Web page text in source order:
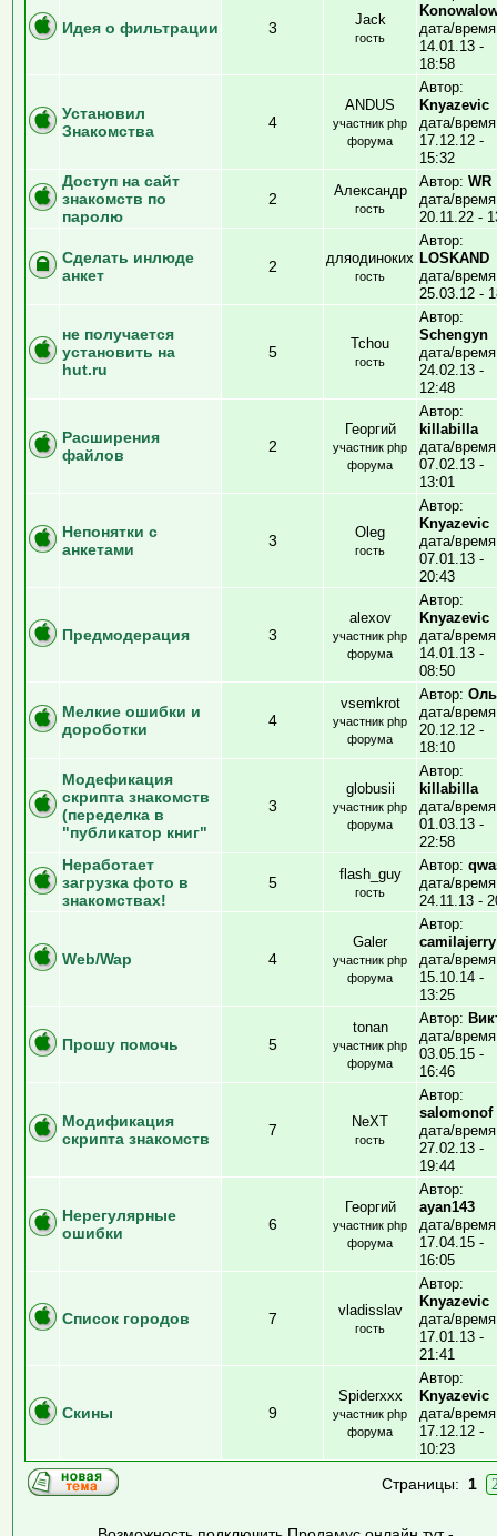
Идея о фильтрации 3 Jack
гость
дата/
14.01.13 -
18:58
Установил
Знакомства
4
ANDUS
участник php
форума
Автор:
Knyazevic
дата/
17.12.12 -
15:32
Доступ на сайт
знакомств по
паролю
2 Александр
гость
Автор: WR
дата/
20.11.22 -
Сделать инлюде
анкет
2 дляодиноких
гость
Автор:
LOSKAND
дата/
25.03.12 -
не получается
установить на
hut.ru
5 Tchou
гость
Автор:
Schengyn
дата/
24.02.13 -
12:48
Расширения
файлов
2
Георгий
участник php
форума
Автор:
killabilla
дата/
07.02.13 -
13:01
Непонятки с
анкетами
3 Oleg
гость
Автор:
Knyazevic
дата/
07.01.13 -
20:43
Предмодерация 3
alexov
участник php
форума
Автор:
Knyazevic
дата/
14.01.13 -
08:50
Мелкие ошибки и
дороботки
4
vsemkrot
участник php
форума
Автор:
дата/
20.12.12 -
18:10
Модефикация
скрипта знакомств
(переделка в
"публикатор книг"
3
globusii
участник php
форума
Автор:
killabilla
дата/
01.03.13 -
22:58
Неработает
загрузка фото в
знакомствах!
5 flash_guy
гость
Автор:
дата/
24.11.13 -
Web/Wap 4
Galer
участник php
форума
Автор:
camilajerry
дата/
15.10.14 -
13:25
Прошу помочь 5
tonan
участник php
форума
Автор:
дата/
03.05.15 -
16:46
Модификация
скрипта знакомств
7 NeXT
гость
Автор:
salomonof
дата/
27.02.13 -
19:44
Нерегулярные
ошибки
6
Георгий
участник php
форума
Автор:
ayan143
дата/
17.04.15 -
16:05
Список городов 7 vladisslav
гость
Автор:
Knyazevic
дата/
17.01.13 -
21:41
Скины 9
Spiderxxx
участник php
форума
Автор:
Knyazevic
дата/
17.12.12 -
10:23
Страницы: 1